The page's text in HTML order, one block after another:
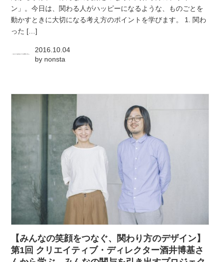
ン」。今日は、関わる人がハッピーになるような、ものごとを
動かすときに大切になる考え方のポイントを学びます。 1. 関わ
った […]
2016.10.04
by nonsta
【みんなの笑顔をつなぐ、関わり方のデザイン】
第1回 クリエイティブ・ディレクター酒井博基さ